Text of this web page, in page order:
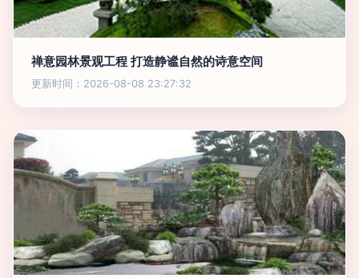
禅意园林景观工程 打造静谧自然的诗意空间
更新时间：2026-08-08 23:27:32